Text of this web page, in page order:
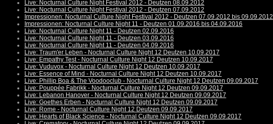
Live: Nocturnal Culture Night Festival 2012 - Deutzen 08.09.2012
Live: Nocturnal Culture Night Festival 2012 - Deutzen 07.09.2012
Impressionen: Nocturnal Culture Night Festival 2012 - Deutzen 07.09.2012 bis 09.09.2012
Impressionen: Nocturnal Culture Night 11 - Deutzen 01.09.2016 bis 04.09.2016
Live: Nocturnal Culture Night 11 - Deutzen 02.09.2016
Live: Nocturnal Culture Night 11 - Deutzen 03.09.2016
Live: Nocturnal Culture Night 11 - Deutzen 04.09.2016
Live: Traum'er Leben - Nocturnal Culture Night 12 Deutzen 10.09.2017
Live: Empathy Test - Nocturnal Culture Night 12 Deutzen 10.09.2017
Live: Vuduvox - Nocturnal Culture Night 12 Deutzen 10.09.2017
Live: Essence of Mind - Nocturnal Culture Night 12 Deutzen 10.09.2017
Live: Phillip Boa & The Voodooclub - Nocturnal Culture Night 12 Deutzen 09.09.2017
Live: Pouppée Fabrikk - Nocturnal Culture Night 12 Deutzen 09.09.2017
Live: Lebanon Hanover - Nocturnal Culture Night 12 Deutzen 09.09.2017
Live: Goethes Erben - Nocturnal Culture Night 12 Deutzen 09.09.2017
Live: Rome - Nocturnal Culture Night 12 Deutzen 09.09.2017
Live: Hearts of Black Science - Nocturnal Culture Night 12 Deutzen 09.09.2017